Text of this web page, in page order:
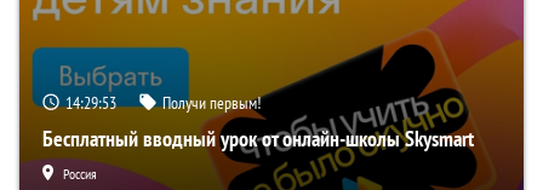
14:29:52 Получи первым!
Бесплатный вводный урок от онлайн-школы Skysmart
Россия